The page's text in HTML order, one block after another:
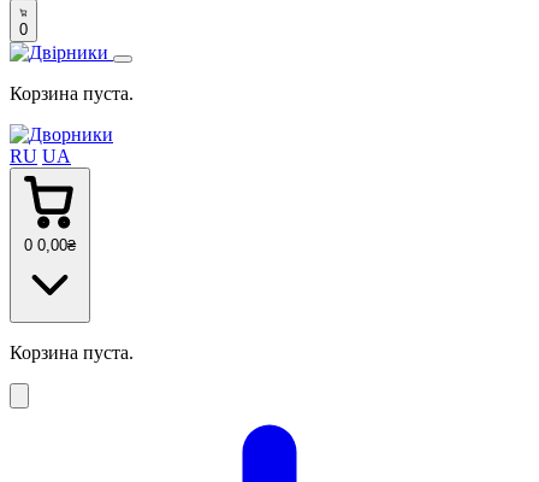
0
Корзина пуста.
RU UA
0 0,00₴
Корзина пуста.